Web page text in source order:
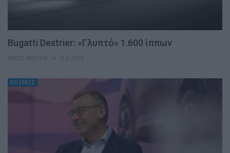
Bugatti Destrier: «Γλυπτό» 1.600 ίππων
ΚΟΣΜΟΣ